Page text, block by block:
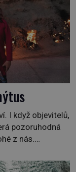
I když objevitelů,
pozoruhodná
z nás.
jedny z míst,